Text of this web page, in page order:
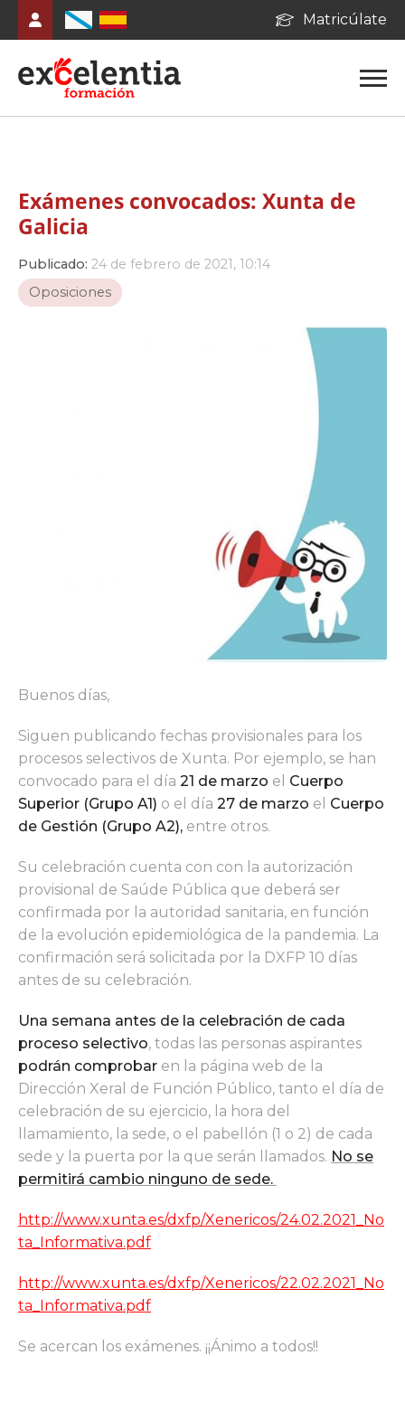
Matricúlate
Exámenes convocados: Xunta de
Galicia
Publicado: 24 de febrero de 2021, 10:14
Oposiciones
Buenos días,
Siguen publicando fechas provisionales para los
procesos selectivos de Xunta. Por ejemplo, se han
convocado para el día 21 de marzo el Cuerpo
Superior (Grupo A1) o el día 27 de marzo el Cuerpo
de Gestión (Grupo A2), entre otros.
Su celebración cuenta con con la autorización
provisional de Saúde Pública que deberá ser
confirmada por la autoridad sanitaria, en función
de la evolución epidemiológica de la pandemia. La
confirmación será solicitada por la DXFP 10 días
antes de su celebración.
Una semana antes de la celebración de cada
proceso selectivo, todas las personas aspirantes
podrán comprobar en la página web de la
Dirección Xeral de Función Público, tanto el día de
celebración de su ejercicio, la hora del
llamamiento, la sede, o el pabellón (1 o 2) de cada
sede y la puerta por la que serán llamados. No se
permitirá cambio ninguno de sede.
http://www.xunta.es/dxfp/Xenericos/24.02.2021_No
ta_Informativa.pdf
http://www.xunta.es/dxfp/Xenericos/22.02.2021_No
ta_Informativa.pdf
Se acercan los exámenes. ¡¡Ánimo a todos!!